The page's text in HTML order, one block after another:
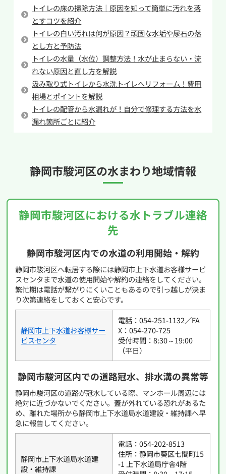
一方、キーン音やシュー音は、給水時に発生する
ことが多く、止水栓やボールタップといった給
水部品の劣化が関係している場合があります。部
品の摩耗や水圧の影響で音が出ていることもあ
り、症状が続くと水漏れにつながることもありま
す。
異音が一時的であれば様子を見ることもできます
が、頻繁に発生する場合や音が大きくなってきた
場合は注意が必要です。原因の特定が難しいとき
トイレの床の掃除方法｜原因を知って簡単に汚れを落
とすコツを紹介
トイレの白い汚れは何が原因？頑固な水垢や尿石の落
とし方と予防法
トイレの水量（水位）調整方法！水が止まらない・流
れない原因と直し方を解説
汲み取り式トイレから水洗トイレへリフォーム！費用
相場とポイントを解説
トイレの配管から水漏れが！自分で修理する方法を水
漏れ箇所ごとに紹介
静岡市駿河区の水まわり地域情報
静岡市駿河区における水トラブル連絡
先
静岡市駿河区内での水道の利用開始・解約
静岡市駿河区へ転居する際には静岡市上下水道お客様サービ
スセンタまで水道の使用開始や解約の連絡をしてください。
繁忙期は電話が繋がりにくいこともあるので引っ越しが決ま
り次第連絡をしておくと安心です。
静岡市上下水道お客様サー
ビスセンタ
電話：054-251-1132／FA
X：054-270-725
受付時間：8:30～19:00
（平日）
静岡市駿河区内での道路冠水、排水溝の異常等
静岡市駿河区の道路が冠水している際、マンホール周辺には
絶対に近づかないでください。蓋が外れている恐れがあるた
め、離れた場所から静岡市上下水道局水道建設・維持課へ早
急に報告してください。
静岡市上下水道局水道建
設・維持課
電話：054-202-8513
住所：静岡市葵区七間町15
-1 上下水道局庁舎4階